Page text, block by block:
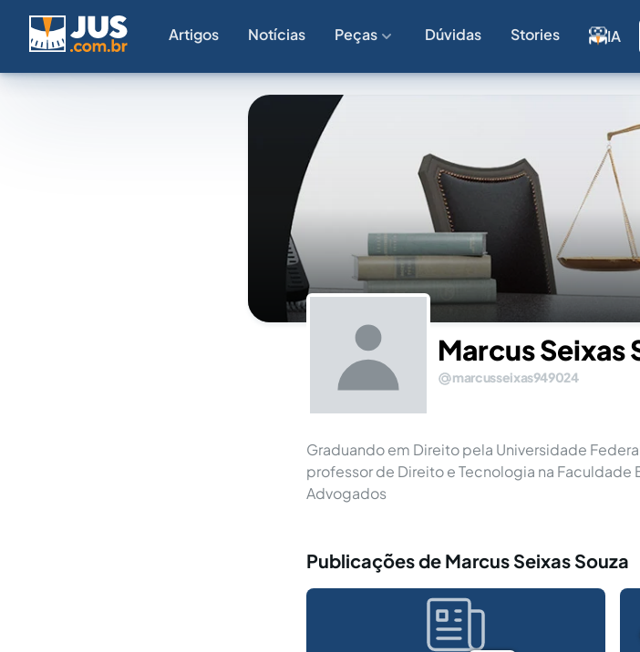
Artigos Notícias Peças Dúvidas Stories IA
Marcus Seixas
marcusseixas949024
Graduando em Direito pela Universidade
professor de Direito e Tecnologia na Faculdade
Advogados
Publicações de Marcus Seixas Souza